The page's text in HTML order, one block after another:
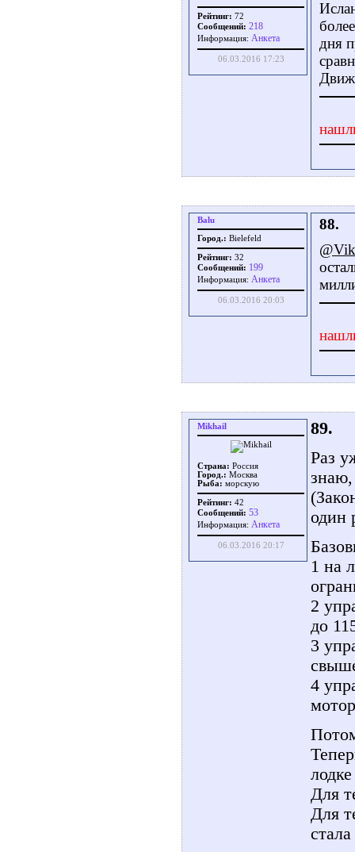
Рейтинг: 72
Сообщений: 218
Информация: Aнкета
06.03.2016 17:23
дня
Balu
Город.: Bielefeld
Рейтинг: 32
Сообщений: 199
Информация: Aнкета
06.03.2016 20:03
88.
Mikhail
Страна: Россия
Город.: Москва
Рыба: морскую
Рейтинг: 42
Сообщений: 53
Информация: Aнкета
06.03.2016 20:17
89.
Раз
один
1 на
2
до
3
4
Для
Для